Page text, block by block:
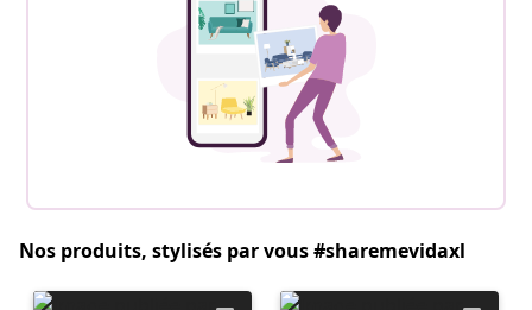
Nos produits, stylisés par vous #sharemevidaxl